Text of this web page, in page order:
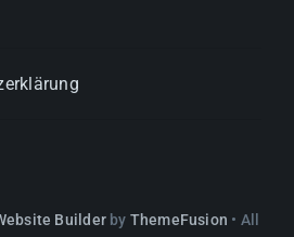
Builderby ThemeFusion • All